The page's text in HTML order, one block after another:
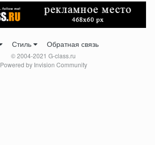
Стиль Обратная связь
© 2004-2021 G-class.ru
Powered by Invision Community